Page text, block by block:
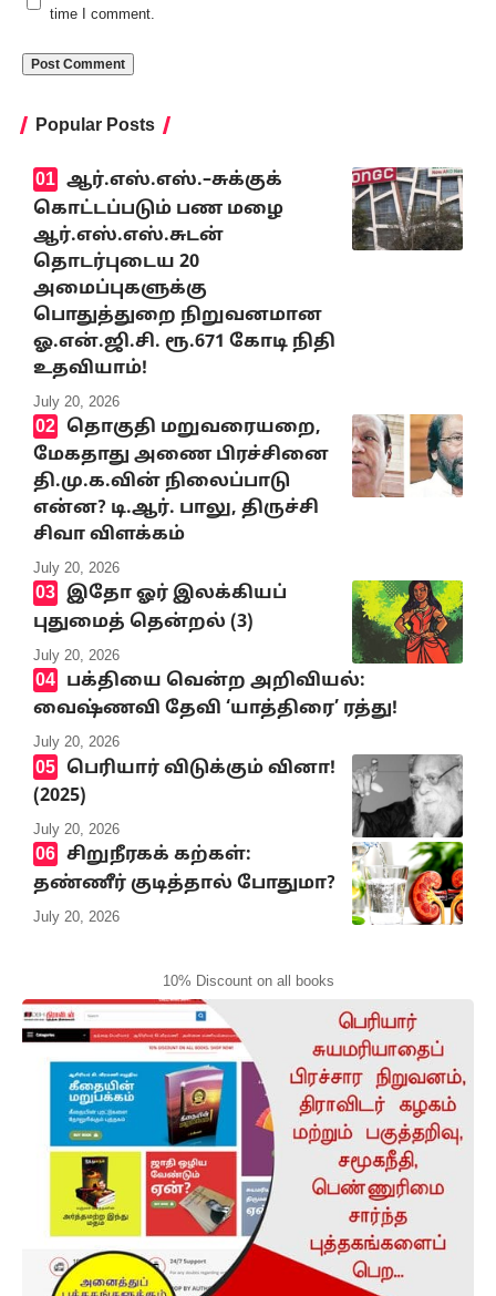
time I comment.
Popular Posts
ஆர்.எஸ்.எஸ்.–சுக்குக்
கொட்டப்படும் பண மழை
ஆர்.எஸ்.எஸ்.சுடன்
தொடர்புடைய 20
அமைப்புகளுக்கு
பொதுத்துறை நிறுவனமான
ஓ.என்.ஜி.சி. ரூ.671 கோடி நிதி
உதவியாம்!
July 20, 2026
தொகுதி மறுவரையறை,
மேகதாது அணை பிரச்சினை
தி.மு.க.வின் நிலைப்பாடு
என்ன? டி.ஆர். பாலு, திருச்சி
சிவா விளக்கம்
July 20, 2026
இதோ ஓர் இலக்கியப்
புதுமைத் தென்றல் (3)
July 20, 2026
பக்தியை வென்ற அறிவியல்:
வைஷ்ணவி தேவி ‘யாத்திரை’ ரத்து!
July 20, 2026
பெரியார் விடுக்கும் வினா!
(2025)
July 20, 2026
சிறுநீரகக் கற்கள்:
தண்ணீர் குடித்தால் போதுமா?
July 20, 2026
10% Discount on all books